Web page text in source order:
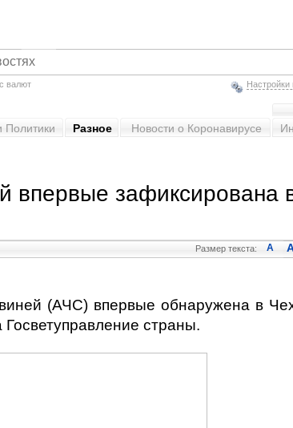
валют Настройки
Политики Разное Новости о Коронавирусе
впервые зафиксирована
Размер текста: A
(АЧС) впервые обнаружена в
Госветуправление страны.